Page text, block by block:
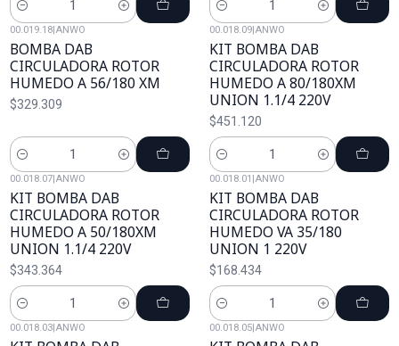
Cantidad Cantidad
00.019.18|ANWO
BOMBA DAB
CIRCULADORA ROTOR
HUMEDO A 56/180 XM
$329.309
Cantidad
00.018.09|ANWO
KIT BOMBA DAB
CIRCULADORA ROTOR
HUMEDO A 80/180XM
UNION 1.1/4 220V
$451.120
Cantidad
00.018.07|ANWO
KIT BOMBA DAB
CIRCULADORA ROTOR
HUMEDO A 50/180XM
UNION 1.1/4 220V
$343.364
Cantidad
00.018.01 |ANWO
KIT BOMBA DAB
CIRCULADORA ROTOR
HUMEDO VA 35/180
UNION 1 220V
$168.434
Cantidad
00.018.03|ANWO 00.018.05|ANWO